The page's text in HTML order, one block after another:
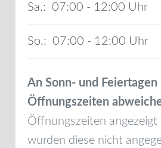
Sa.: 07:00 - 12:00
So.: 07:00 - 12:00
An Sonn- und Feiertagen
Öffnungszeiten
Öffnungszeiten angezeigt
wurden diese nicht